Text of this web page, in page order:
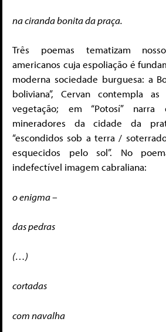
na ciranda bonita da praça.
Três poemas tematizam
americanos cuja espoliação é
moderna sociedade burguesa: a
boliviana”, Cervan contempla
vegetação; em “Potosí”
mineradores da cidade da
“escondidos sob a terra /
esquecidos pelo sol”. No
indefectível imagem cabraliana:
o enigma –
das pedras
(…)
cortadas
com navalha